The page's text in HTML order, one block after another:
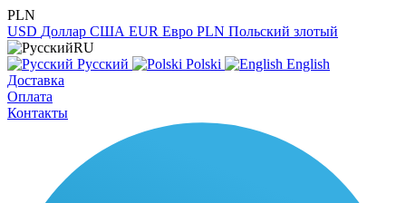
PLN
USD Доллар США EUR Евро PLN Польский злотый
RU
Русский
Polski
English
Доставка
Оплата
Контакты